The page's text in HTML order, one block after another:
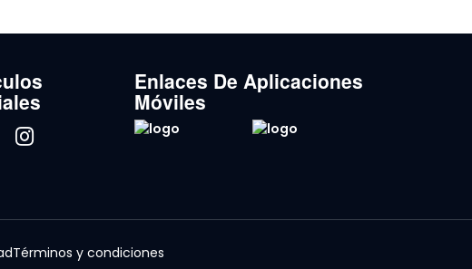
Enlaces De Aplicaciones
Móviles
Términos y condiciones